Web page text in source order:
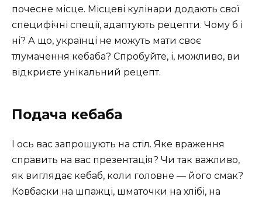
почесне місце. Місцеві кулінари додають свої
специфічні спеції, адаптують рецепти. Чому б і
ні? А що, українці не можуть мати своє
тлумачення кебаба? Спробуйте, і, можливо, ви
відкриєте унікальний рецепт.
Подача кебаба
І ось вас запрошують на стіл. Яке враження
справить на вас презентація? Чи так важливо,
як виглядає кебаб, коли головне — його смак?
Ковбаски на шпажці, шматочки на хлібі, на